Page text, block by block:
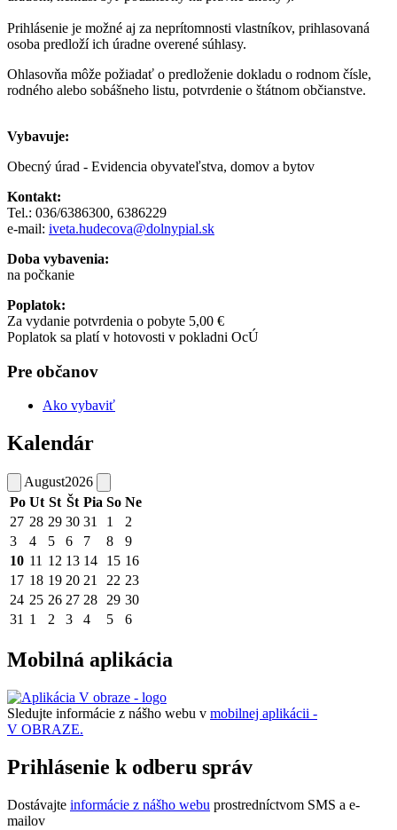
Prihlásenie je možné aj za neprítomnosti vlastníkov, prihlasovaná
osoba predloží ich úradne overené súhlasy.
Ohlasovňa môže požiadať o predloženie dokladu o rodnom čísle,
rodného alebo sobášneho listu, potvrdenie o štátnom občianstve.
Vybavuje:
Obecný úrad - Evidencia obyvateľstva, domov a bytov
Kontakt:
Tel.: 036/6386300, 6386229
e-mail: iveta.hudecova@dolnypial.sk
Doba vybavenia:
na počkanie
Poplatok:
Za vydanie potvrdenia o pobyte 5,00 €
Poplatok sa platí v hotovosti v pokladni OcÚ
Pre občanov
Ako vybaviť
Kalendár
August2026
Po Ut St Št Pia So Ne
27 28 29 30 31 1
2
3
4 5 6 7 8
9
10 11 12 13 14 15 16
17 18 19 20 21 22 23
24 25 26 27 28 29 30
31 1 2 3 4 5 6
Mobilná aplikácia
Sledujte informácie z nášho webu v mobilnej aplikácii -
V OBRAZE.
Prihlásenie k odberu správ
Dostávajte informácie z nášho webu prostredníctvom SMS a e-
mailov